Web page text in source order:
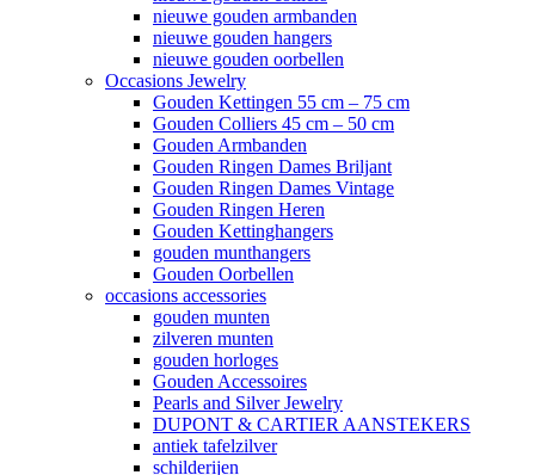
nieuwe gouden armbanden
nieuwe gouden hangers
nieuwe gouden oorbellen
Occasions Jewelry
Gouden Kettingen 55 cm – 75 cm
Gouden Colliers 45 cm – 50 cm
Gouden Armbanden
Gouden Ringen Dames Briljant
Gouden Ringen Dames Vintage
Gouden Ringen Heren
Gouden Kettinghangers
gouden munthangers
Gouden Oorbellen
occasions accessories
gouden munten
zilveren munten
gouden horloges
Gouden Accessoires
Pearls and Silver Jewelry
DUPONT & CARTIER AANSTEKERS
antiek tafelzilver
schilderijen